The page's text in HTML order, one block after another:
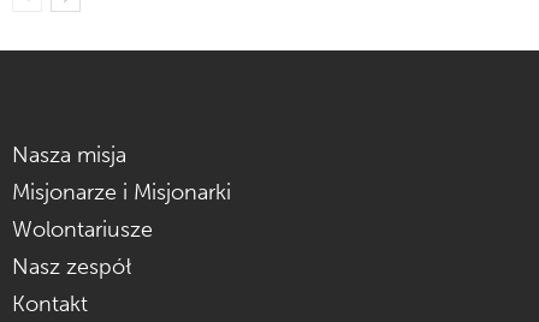
Nasza misja
Misjonarze i Misjonarki
Wolontariusze
Nasz zespół
Kontakt